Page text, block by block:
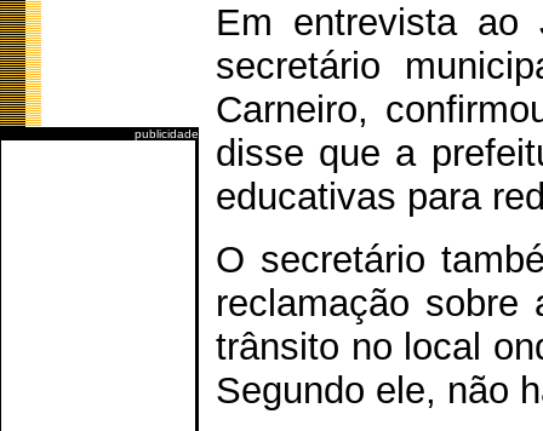
publicidade
Em entrevista ao
secretário
Carneiro,
disse que a
educativas para
O secretário
reclamação sobre
trânsito no local
Segundo ele, não